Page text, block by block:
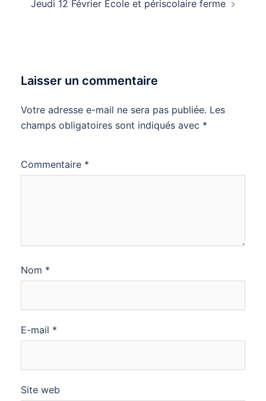
Jeudi 12 Février Ecole et périscolaire ferme
Laisser un commentaire
Votre adresse e-mail ne sera pas publiée. Les
champs obligatoires sont indiqués avec *
Commentaire *
Nom *
E-mail *
Site web